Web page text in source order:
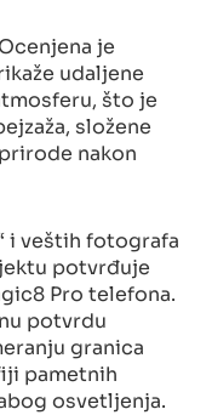
je
udaljene
što je
složene
nakon
i veštih fotografa
potvrđuje
Pro telefona.
potvrdu
granica
pametnih
osvetljenja.